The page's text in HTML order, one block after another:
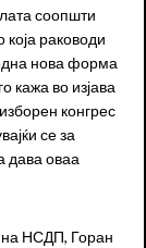
соопшти
која раководи
нова форма
кажа во изјава
конгрес
се за
дава оваа
на НСДП, Горан